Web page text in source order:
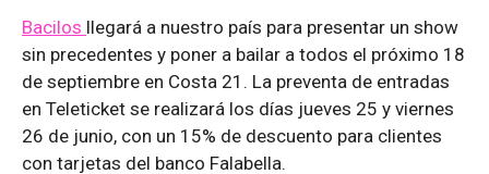
Bacilos llegará a nuestro país para presentar un show
sin precedentes y poner a bailar a todos el próximo 18
de septiembre en Costa 21. La preventa de entradas
en Teleticket se realizará los días jueves 25 y viernes
26 de junio, con un 15% de descuento para clientes
con tarjetas del banco Falabella.